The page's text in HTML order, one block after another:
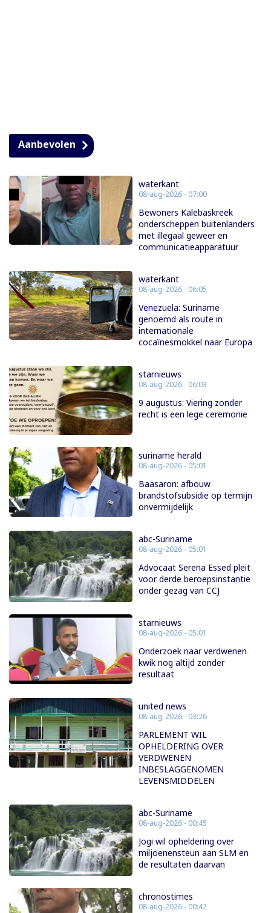
Aanbevolen
waterkant
08-aug-2026 - 07:00
Bewoners Kalebaskreek
onderscheppen buitenlanders
met illegaal geweer en
communicatieapparatuur
waterkant
08-aug-2026 - 06:05
Venezuela: Suriname
genoemd als route in
internationale
cocaïnesmokkel naar Europa
starnieuws
08-aug-2026 - 06:03
9 augustus: Viering zonder
recht is een lege ceremonie
suriname herald
08-aug-2026 - 05:01
Baasaron: afbouw
brandstofsubsidie op termijn
onvermijdelijk
abc-Suriname
08-aug-2026 - 05:01
Advocaat Serena Essed pleit
voor derde beroepsinstantie
onder gezag van CCJ
starnieuws
08-aug-2026 - 05:01
Onderzoek naar verdwenen
kwik nog altijd zonder
resultaat
united news
08-aug-2026 - 03:26
PARLEMENT WIL
OPHELDERING OVER
VERDWENEN
INBESLAGGENOMEN
LEVENSMIDDELEN
abc-Suriname
08-aug-2026 - 00:45
Jogi wil opheldering over
miljoenensteun aan SLM en
de resultaten daarvan
chronostimes
08-aug-2026 - 00:42